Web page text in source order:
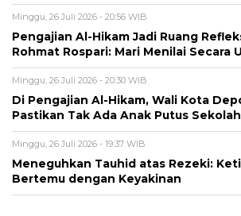
Minggu, 26 Juli 2026 - 20:56 WIB
Pengajian Al-Hikam Jadi Ruang
Rohmat Rospari: Mari Menilai Secara
Minggu, 26 Juli 2026 - 20:30 WIB
Di Pengajian Al-Hikam, Wali Kota
Pastikan Tak Ada Anak Putus Sekolah
Minggu, 26 Juli 2026 - 19:37 WIB
Meneguhkan Tauhid atas Rezeki:
Bertemu dengan Keyakinan